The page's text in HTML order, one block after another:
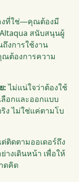
งที่ใช่—คุณต้องมี
สนับสนุนผู้
งการใช้งาน
ณต้องการความ
:ไม่แน่ใจว่าต้องใช้
ลือกและออกแบบ
ง ไม่ใช่แค่ตามโบ
ติดตามออเดอร์ถึง
างเดินหน้า เพื่อให้
ดคิด